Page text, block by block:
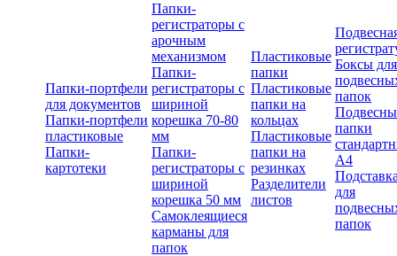
Папки-портфели
для документов
Папки-портфели
пластиковые
Папки-
картотеки
Папки-
регистраторы с
арочным
механизмом
Папки-
регистраторы с
шириной
корешка 70-80
мм
Папки-
регистраторы с
шириной
корешка 50 мм
Самоклеящиеся
карманы для
папок
Пластиковые
папки
Пластиковые
папки на
кольцах
Пластиковые
папки на
резинках
Разделители
листов
Боксы для
папок
папки
А4
для
папок